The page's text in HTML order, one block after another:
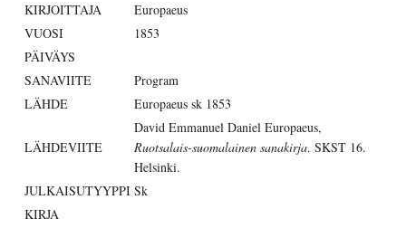
KIRJOITTAJA
Europaeus
VUOSI
1853
PÄIVÄYS
SANAVIITE
Program
LÄHDE
Europaeus sk 1853
LÄHDEVIITE
David Emmanuel Daniel Europaeus,
Ruotsalais-suomalainen sanakirja. SKST 16.
Helsinki.
JULKAISUTYYPPI Sk
KIRJA